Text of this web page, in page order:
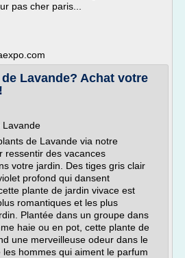
pas cher paris...
Lavande? Achat votre
Lavande
de Lavande via notre
ressentir des vacances
votre jardin. Des tiges gris clair
profond qui dansent
plante de jardin vivace est
romantiques et les plus
Plantée dans un groupe dans
haie ou en pot, cette plante de
une merveilleuse odeur dans le
hommes qui aiment le parfum